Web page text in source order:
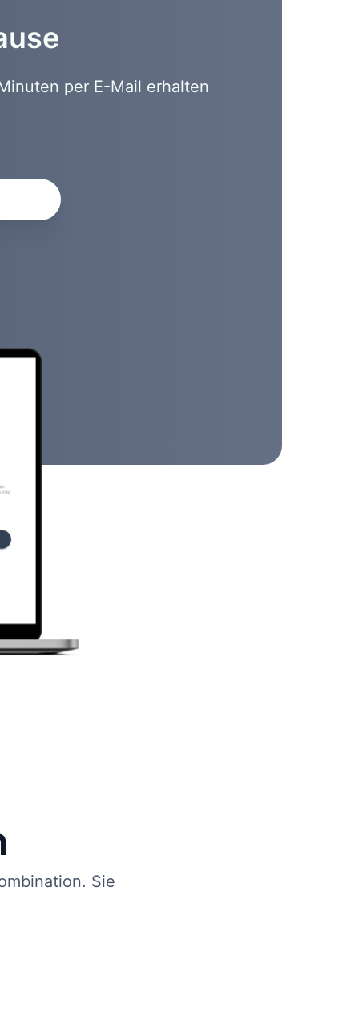
per E-Mail erhalten
Sie